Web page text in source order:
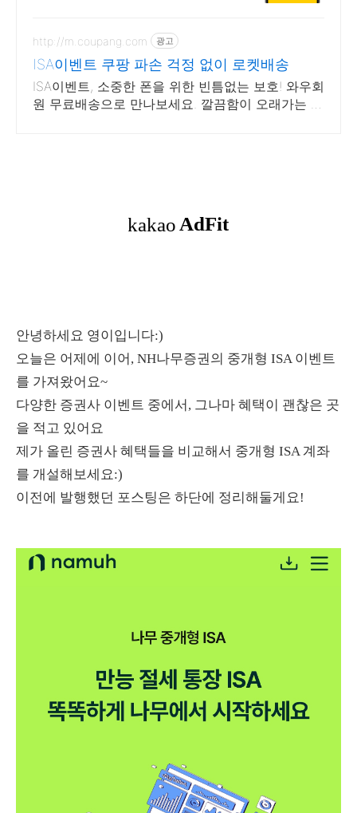
첨 제공 (총 156명)
http://m.coupang.com 광고
ISA이벤트 쿠팡 파손 걱정 없이 로켓배송
ISA이벤트, 소중한 폰을 위한 빈틈없는 보호! 와우회
원 무료배송으로 만나보세요. 깔끔함이 오래가는 휴
안녕하세요 영이입니다:)
오늘은 어제에 이어, NH나무증권의 중개형 ISA 이벤트
를 가져왔어요~
다양한 증권사 이벤트 중에서, 그나마 혜택이 괜찮은 곳
을 적고 있어요
제가 올린 증권사 혜택들을 비교해서 중개형 ISA 계좌
를 개설해보세요:)
이전에 발행했던 포스팅은 하단에 정리해둘게요!